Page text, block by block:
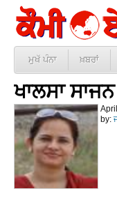
ਮੁਖੱ ਪੰਨਾ ਖ਼ਬਰਾਂ
ਖਾਲਸਾ
by: